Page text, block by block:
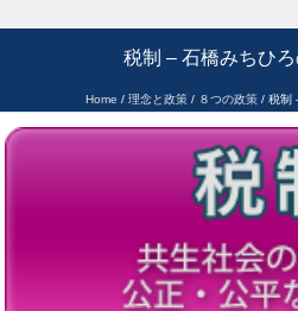
税制 – 石橋みちひ
Home / 理念と政策/ ８つの政策/ 税制